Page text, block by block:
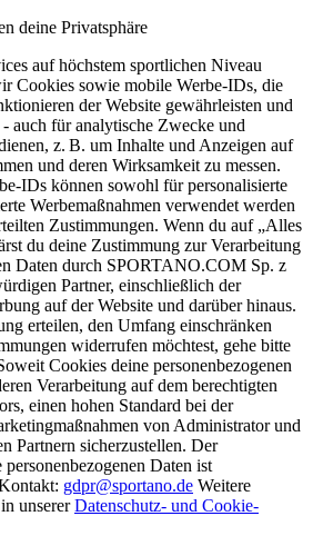
deine Privatsphäre
auf höchstem sportlichen Niveau
Cookies sowie mobile Werbe-IDs, die
der Website gewährleisten und
auch für analytische Zwecke und
z. B. um Inhalte und Anzeigen auf
und deren Wirksamkeit zu messen.
IDs können sowohl für personalisierte
Werbemaßnahmen verwendet werden
Zustimmungen. Wenn du auf „Alles
du deine Zustimmung zur Verarbeitung
Daten durch SPORTANO.COM Sp. z
Partner, einschließlich der
auf der Website und darüber hinaus.
erteilen, den Umfang einschränken
widerrufen möchtest, gehe bitte
Cookies deine personenbezogenen
Verarbeitung auf dem berechtigten
einen hohen Standard bei der
von Administrator und
Partnern sicherzustellen. Der
Daten ist
gdpr@sportano.de Weitere
unsererDatenschutz- und Cookie-